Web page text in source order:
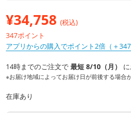
¥34,758 (税込)
347ポイント
アプリからの購入でポイント2倍（＋347
14時までのご注文で 最短 8/10（月）
※お届け地域によってお届け日が前後する場合
在庫あり